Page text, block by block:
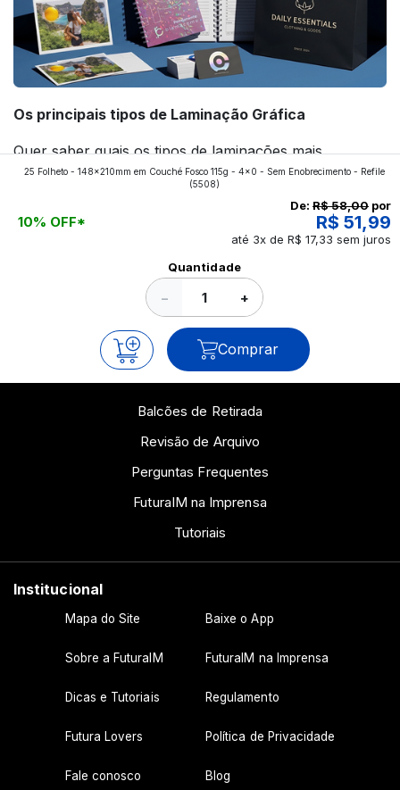
Os principais tipos de Laminação Gráfica
Quer saber quais os tipos de laminações mais
aplicados nos impressos da gráfica FuturaIM? Então,
continue a leitura que vamos revelar para você!
25 Folheto - 148x210mm em Couché Fosco 115g - 4x0 - Sem Enobrecimento - Refile
(5508)
10% OFF*
De: R$ 58,00 por
R$ 51,99
até 3x de R$ 17,33 sem juros
Quantidade
− +
Comprar
Balcões de Retirada
Revisão de Arquivo
Perguntas Frequentes
FuturaIM na Imprensa
Tutoriais
Institucional
Mapa do Site Baixe o App
Sobre a FuturaIM FuturaIM na Imprensa
Dicas e Tutoriais Regulamento
Futura Lovers Política de Privacidade
Fale conosco Blog